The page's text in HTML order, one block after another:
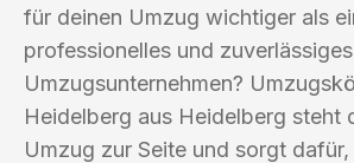
für deinen Umzug wichtiger als
professionelles und zuverlässiges
Umzugsunternehmen?
Heidelberg aus Heidelberg steht
Umzug zur Seite und sorgt